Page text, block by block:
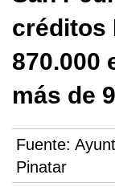
créditos
870.000
más de
Fuente:
Pinatar